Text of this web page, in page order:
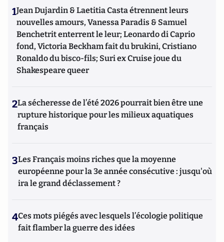
1Jean Dujardin & Laetitia Casta étrennent leurs
nouvelles amours, Vanessa Paradis & Samuel
Benchetrit enterrent le leur; Leonardo di Caprio
fond, Victoria Beckham fait du brukini, Cristiano
Ronaldo du bisco-fils; Suri ex Cruise joue du
Shakespeare queer
2La sécheresse de l’été 2026 pourrait bien être une
rupture historique pour les milieux aquatiques
français
3Les Français moins riches que la moyenne
européenne pour la 3e année consécutive : jusqu'où
ira le grand déclassement ?
4Ces mots piégés avec lesquels l’écologie politique
fait flamber la guerre des idées